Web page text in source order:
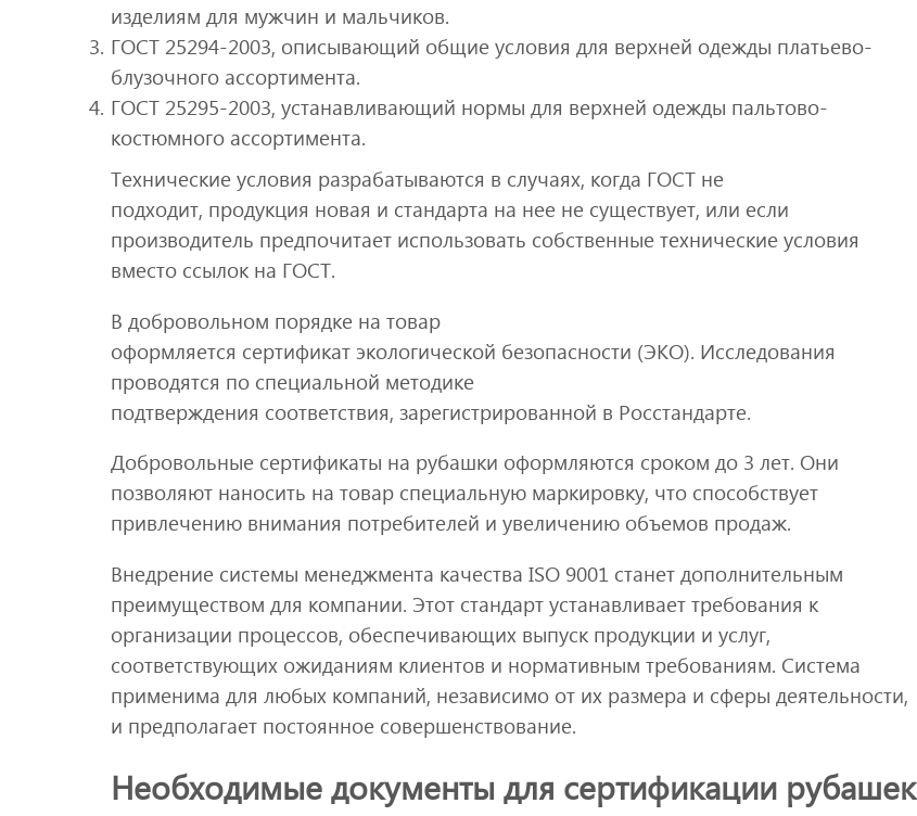
изделиям для мужчин и мальчиков.
ГОСТ 25294-2003, описывающий общие условия для верхней одежды платьево-
блузочного ассортимента.
ГОСТ 25295-2003, устанавливающий нормы для верхней одежды пальтово-
костюмного ассортимента.
Технические условия разрабатываются в случаях, когда ГОСТ не
подходит, продукция новая и стандарта на нее не существует, или если
производитель предпочитает использовать собственные технические условия
вместо ссылок на ГОСТ.
В добровольном порядке на товар
оформляется сертификат экологической безопасности (ЭКО). Исследования
проводятся по специальной методике
подтверждения соответствия, зарегистрированной в Росстандарте.
Добровольные сертификаты на рубашки оформляются сроком до 3 лет. Они
позволяют наносить на товар специальную маркировку, что способствует
привлечению внимания потребителей и увеличению объемов продаж.
Внедрение системы менеджмента качества ISO 9001 станет дополнительным
преимуществом для компании. Этот стандарт устанавливает требования к
организации процессов, обеспечивающих выпуск продукции и услуг,
соответствующих ожиданиям клиентов и нормативным требованиям. Система
применима для любых компаний, независимо от их размера и сферы деятельности,
и предполагает постоянное совершенствование.
Необходимые документы для сертификации рубашек